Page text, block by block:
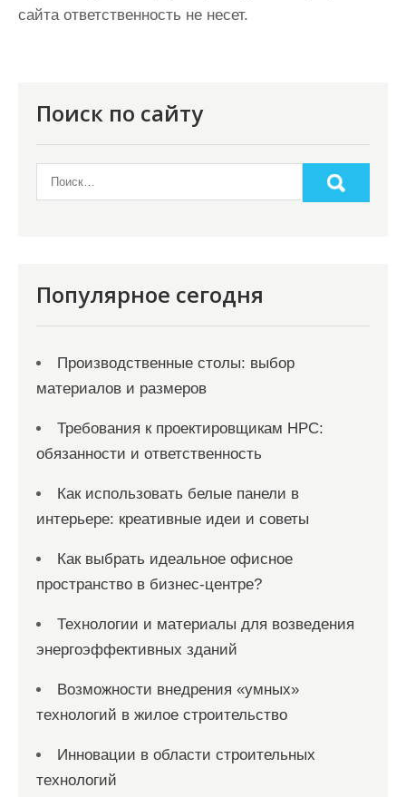
сайта ответственность не несет.
Поиск по сайту
Популярное сегодня
Производственные столы: выбор
материалов и размеров
Требования к проектировщикам НРС:
обязанности и ответственность
Как использовать белые панели в
интерьере: креативные идеи и советы
Как выбрать идеальное офисное
пространство в бизнес-центре?
Технологии и материалы для возведения
энергоэффективных зданий
Возможности внедрения «умных»
технологий в жилое строительство
Инновации в области строительных
технологий